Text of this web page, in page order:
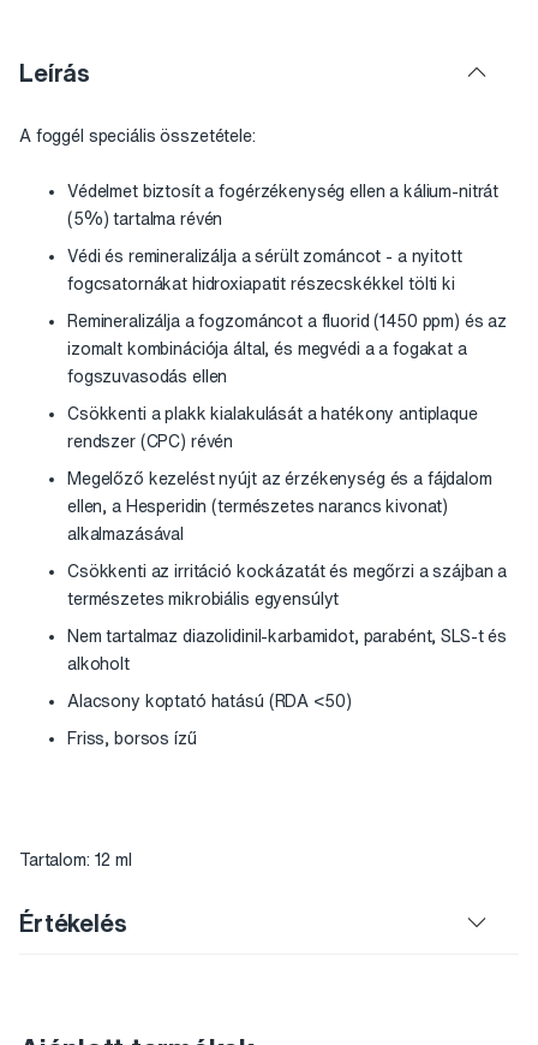
Leírás
A foggél speciális összetétele:
Védelmet biztosít a fogérzékenység ellen a kálium-nitrát
(5%) tartalma révén
Védi és remineralizálja a sérült zománcot - a nyitott
fogcsatornákat hidroxiapatit részecskékkel tölti ki
Remineralizálja a fogzománcot a fluorid (1450 ppm) és az
izomalt kombinációja által, és megvédi a a fogakat a
fogszuvasodás ellen
Csökkenti a plakk kialakulását a hatékony antiplaque
rendszer (CPC) révén
Megelőző kezelést nyújt az érzékenység és a fájdalom
ellen, a Hesperidin (természetes narancs kivonat)
alkalmazásával
Csökkenti az irritáció kockázatát és megőrzi a szájban a
természetes mikrobiális egyensúlyt
Nem tartalmaz diazolidinil-karbamidot, parabént, SLS-t és
alkoholt
Alacsony koptató hatású (RDA <50)
Friss, borsos ízű
Tartalom: 12 ml
Értékelés